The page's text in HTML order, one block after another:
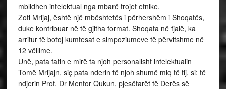
mblidhen intelektual nga mbarë trojet etnike.
Zoti Mrijaj, është një mbështetës i përhershëm i Shoqatës,
duke kontribuar në të gjitha format. Shoqata në fjalë, ka
arritur të botoj kumtesat e simpoziumeve të përvitshme në
12 vëllime.
Unë, pata fatin e mirë ta njoh personalisht intelektualin
Tomë Mrijajn, siç pata nderin të njoh shumë miq të tij, si: të
ndjerin Prof. Dr Mentor Qukun, pjesëtarët të Derës së